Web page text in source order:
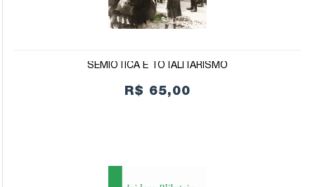
SEMIÓTICA E TOTALITARISMO
R$ 65,00